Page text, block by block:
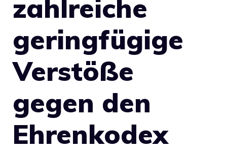
zahlreiche
geringfügige
Verstöße
gegen den
Ehrenkodex